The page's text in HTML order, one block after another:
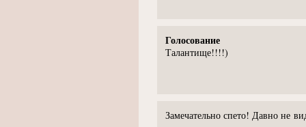
Голосование
Талантище!!!!)
Замечательно спето! Давно не